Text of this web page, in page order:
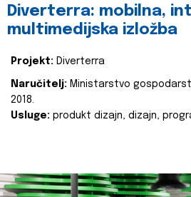
Diverterra: mobilna,
multimedijska izložba
Projekt: Diverterra
Naručitelj: Ministarstvo
2018.
Usluge: produkt dizajn, dizajn,